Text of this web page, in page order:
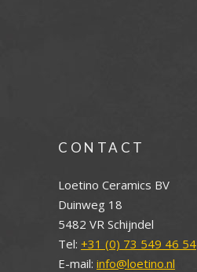
CONTACT
Loetino Ceramics BV
Duinweg 18
5482 VR Schijndel
Tel: +31 (0) 73 549 46 54
E-mail: info@loetino.nl